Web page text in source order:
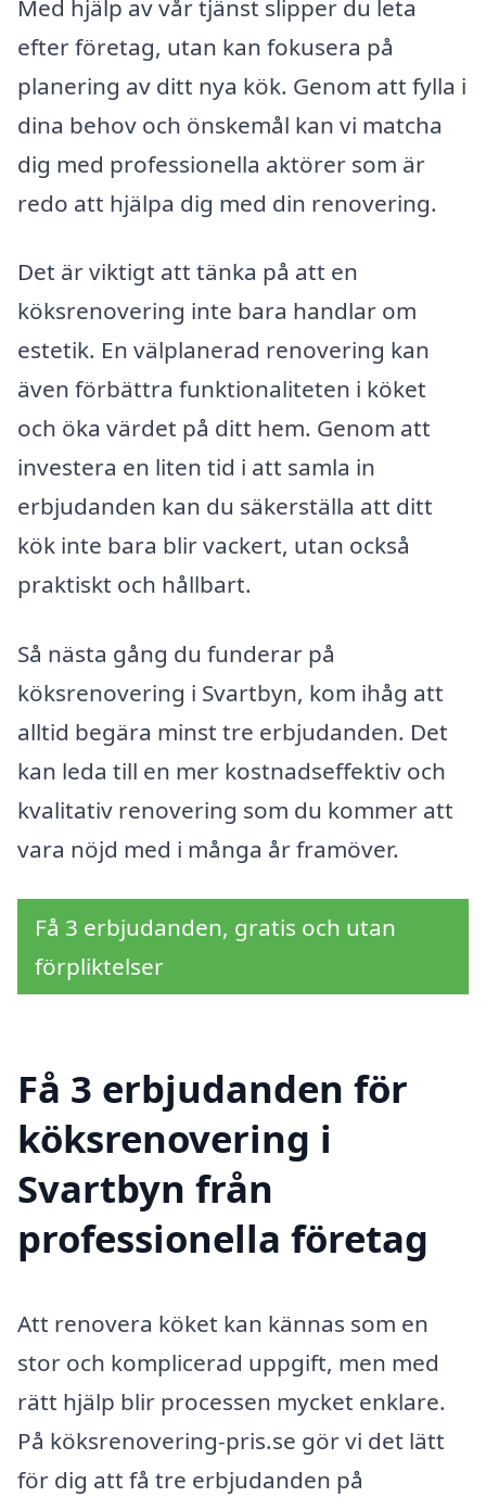
Med hjälp av vår tjänst slipper du leta
efter företag, utan kan fokusera på
planering av ditt nya kök. Genom att fylla i
dina behov och önskemål kan vi matcha
dig med professionella aktörer som är
redo att hjälpa dig med din renovering.
Det är viktigt att tänka på att en
köksrenovering inte bara handlar om
estetik. En välplanerad renovering kan
även förbättra funktionaliteten i köket
och öka värdet på ditt hem. Genom att
investera en liten tid i att samla in
erbjudanden kan du säkerställa att ditt
kök inte bara blir vackert, utan också
praktiskt och hållbart.
Så nästa gång du funderar på
köksrenovering i Svartbyn, kom ihåg att
alltid begära minst tre erbjudanden. Det
kan leda till en mer kostnadseffektiv och
kvalitativ renovering som du kommer att
vara nöjd med i många år framöver.
Få 3 erbjudanden, gratis och utan
förpliktelser
Få 3 erbjudanden för
köksrenovering i
Svartbyn från
professionella företag
Att renovera köket kan kännas som en
stor och komplicerad uppgift, men med
rätt hjälp blir processen mycket enklare.
På köksrenovering-pris.se gör vi det lätt
för dig att få tre erbjudanden på